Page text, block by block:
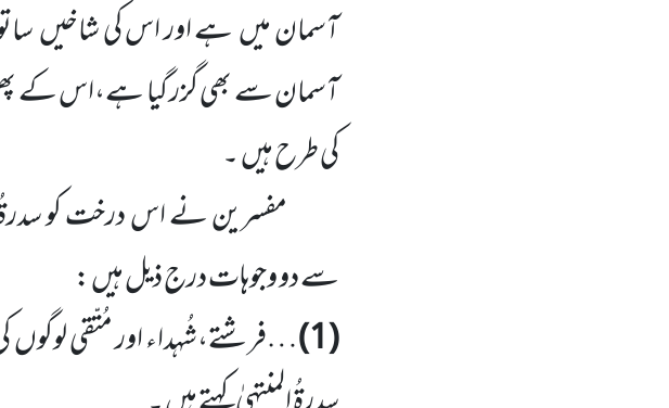
آسمان میں ہے اور اس کی شاخیں
آسمان سے بھی گزر گیا ہے،اس کے
کی طرح ہیں ۔
مفسرین نے اس درخت کو سدرۃُ
سے دو وجوہات درج ذیل ہیں :
(1) …فرشتے،شُہداء اور مُتّقی